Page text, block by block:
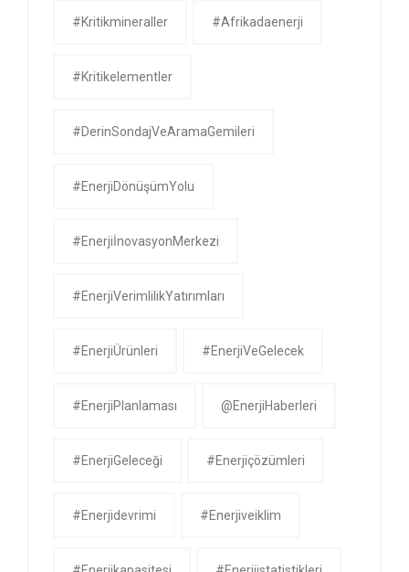
#kritikmineraller #afrikadaenerji
#kritikelementler
#DerinSondajVeAramaGemileri
#EnerjiDönüşümYolu
#EnerjiİnovasyonMerkezi
#EnerjiVerimlilikYatırımları
#EnerjiÜrünleri #EnerjiVeGelecek
#EnerjiPlanlaması @EnerjiHaberleri
#EnerjiGeleceği #enerjiçözümleri
#enerjidevrimi #enerjiveiklim